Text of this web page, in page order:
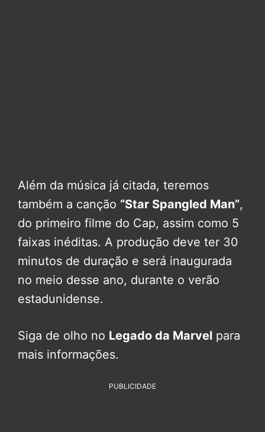
Além da música já citada, teremos
também a canção “Star Spangled Man”,
do primeiro filme do Cap, assim como 5
faixas inéditas. A produção deve ter 30
minutos de duração e será inaugurada
no meio desse ano, durante o verão
estadunidense.
Siga de olho no Legado da Marvel para
mais informações.
PUBLICIDADE